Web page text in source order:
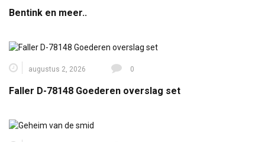
Bentink en meer..
augustus 2, 2026 0
Faller D-78148 Goederen overslag set